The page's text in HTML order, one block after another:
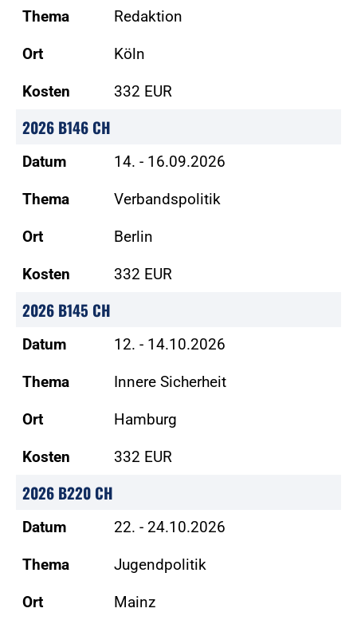
Thema Redaktion
Ort Köln
Kosten 332 EUR
2026 B146 CH
Datum 14. - 16.09.2026
Thema Verbandspolitik
Ort Berlin
Kosten 332 EUR
2026 B145 CH
Datum 12. - 14.10.2026
Thema Innere Sicherheit
Ort Hamburg
Kosten 332 EUR
2026 B220 CH
Datum 22. - 24.10.2026
Thema Jugendpolitik
Ort Mainz